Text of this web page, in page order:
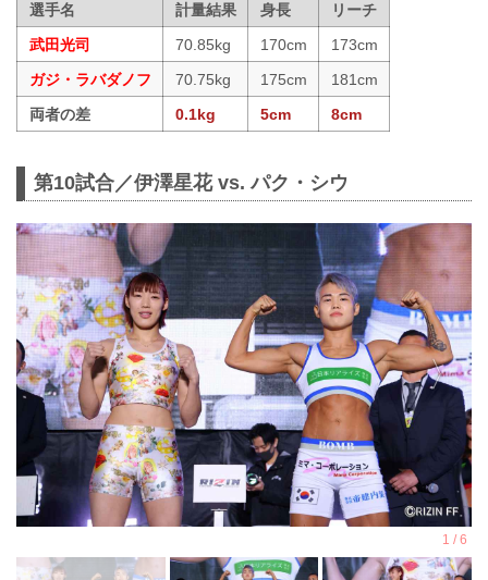
選手名 計量結果 身長
リーチ
武田光司
70.85kg 170cm
173cm
ガジ・ラバダノフ
70.75kg 175cm
181cm
両者の差
0.1kg 5cm 8cm
第10試合／伊澤星花 vs. パク・シウ